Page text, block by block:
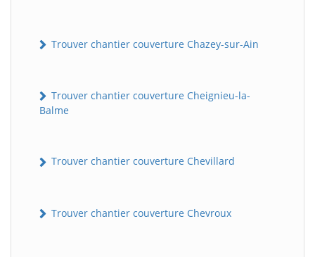
Trouver chantier couverture Chazey-sur-Ain
Trouver chantier couverture Cheignieu-la-
Balme
Trouver chantier couverture Chevillard
Trouver chantier couverture Chevroux